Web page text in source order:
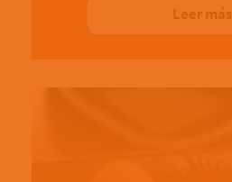
Leer más